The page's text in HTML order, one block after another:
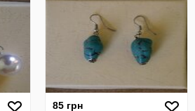
85 грн